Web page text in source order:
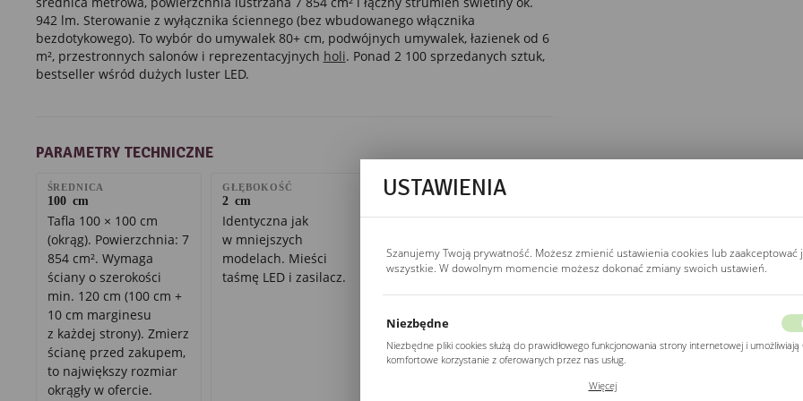
942 lm. Sterowanie z wyłącznika ściennego (bez wbudowanego włącznika
bezdotykowego). To wybór do umywalek 80+ cm, podwójnych umywalek, łazienek od 6
m², przestronnych salonów i reprezentacyjnych holi. Ponad 2 100 sprzedanych sztuk,
bestseller wśród dużych luster LED.
PARAMETRY TECHNICZNE
ŚREDNICA
100 cm
Tafla 100 × 100 cm
(okrąg). Powierzchnia: 7
854 cm². Wymaga
ściany o szerokości
min. 120 cm (100 cm +
10 cm marginesu
z każdej strony). Zmierz
ścianę przed zakupem,
to największy rozmiar
okrągły w ofercie.
GŁĘBOKOŚĆ
2 cm
Identyczna jak
w mniejszych
modelach. Mieści
taśmę LED i zasilacz.
BARWA ŚWIATŁA
3000K.ciepła, żółtawa.
neutralna, dzienna.
kontrastowa. Gabinet
kosmetyczny, salon
USTAWIENIA
Szanujemy Twoją prywatność. Możesz zmienić ustawienia cookies lub zaakceptować
wszystkie. W dowolnym momencie możesz dokonać zmiany swoich ustawień.
Niezbędne
Niezbędne pliki cookies służą do prawidłowego funkcjonowania strony internetowej i umożliwiają
komfortowe korzystanie z oferowanych przez nas usług.
Twoich ustawień preferencji prywatności, logowania czy wypełniania formularzy. Dzięki plikom
Więcej